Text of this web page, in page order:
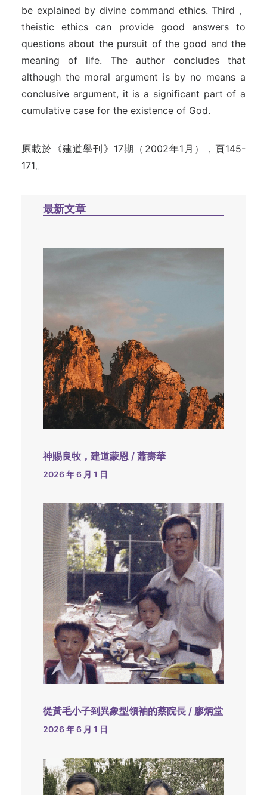
be explained by divine command ethics. Third，
theistic ethics can provide good answers to
questions about the pursuit of the good and the
meaning of life. The author concludes that
although the moral argument is by no means a
conclusive argument, it is a significant part of a
cumulative case for the existence of God.
原載於《建道學刊》17期（2002年1月），頁145-
171。
最新文章
神賜良牧，建道蒙恩 / 蕭壽華
2026 年 6 月 1 日
從黃毛小子到異象型領袖的蔡院長 / 廖炳堂
2026 年 6 月 1 日